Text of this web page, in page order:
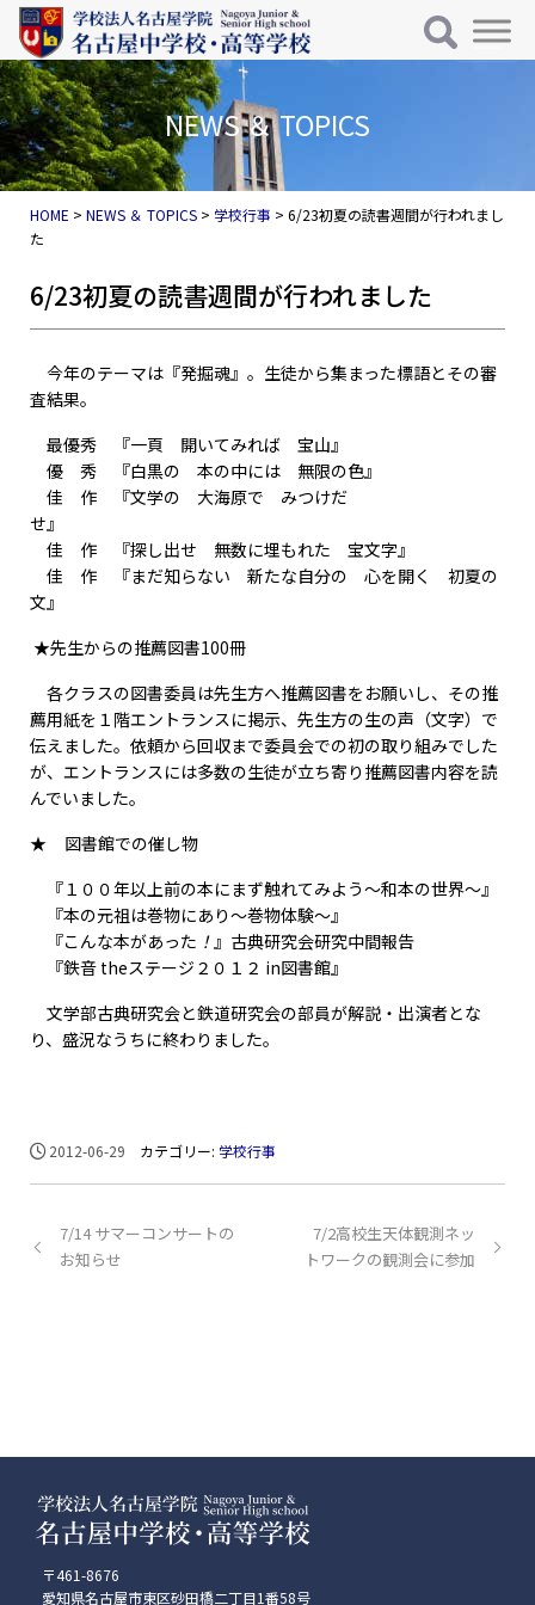
コンテンツへスキップ
メインナビゲーション
NEWS ＆ TOPICS
HOME >NEWS ＆ TOPICS > 学校行事 >6/23初夏の読書週間が行われまし
た
6/23初夏の読書週間が行われました
今年のテーマは『発掘魂』。生徒から集まった標語とその審
査結果。
最優秀 『一頁 開いてみれば 宝山』
優 秀 『白黒の 本の中には 無限の色』
佳 作 『文学の 大海原で みつけだ
せ』
佳 作 『探し出せ 無数に埋もれた 宝文字』
佳 作 『まだ知らない 新たな自分の 心を開く 初夏の
文』
★先生からの推薦図書100冊
各クラスの図書委員は先生方へ推薦図書をお願いし、その推
薦用紙を１階エントランスに掲示、先生方の生の声（文字）で
伝えました。依頼から回収まで委員会での初の取り組みでした
が、エントランスには多数の生徒が立ち寄り推薦図書内容を読
んでいました。
★ 図書館での催し物
『１００年以上前の本にまず触れてみよう～和本の世界～』
『本の元祖は巻物にあり～巻物体験～』
『こんな本があった ！』古典研究会研究中間報告
『鉄音 theステージ２０１２ in図書館』
文学部古典研究会と鉄道研究会の部員が解説・出演者とな
り、盛況なうちに終わりました。
2012-06-29 カテゴリー: 学校行事
7/14 サマーコンサートの
お知らせ
7/2高校生天体観測ネッ
トワークの観測会に参加
〒461-8676
愛知県名古屋市東区砂田橋二丁目1番58号